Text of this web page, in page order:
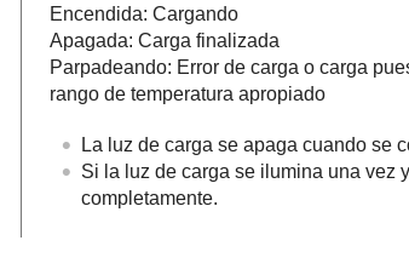
Encendida: Cargando
Apagada: Carga finalizada
Parpadeando: Error de carga o carga
rango de temperatura apropiado
La luz de carga se apaga cuando se
Si la luz de carga se ilumina una vez
completamente.